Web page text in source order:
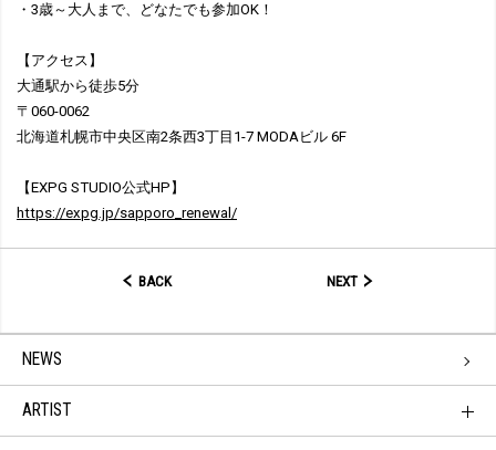
・3歳～大人まで、どなたでも参加OK！
【アクセス】
大通駅から徒歩5分
〒060-0062
北海道札幌市中央区南2条西3丁目1-7 MODAビル 6F
【EXPG STUDIO公式HP】
https://expg.jp/sapporo_renewal/
BACK NEXT
NEWS
ARTIST